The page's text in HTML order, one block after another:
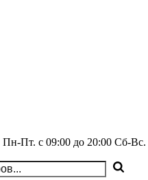
Пн-Пт. с 09:00 до 20:00Сб-Вс.